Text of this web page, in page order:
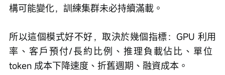
構可能變化，訓練集群未必持續滿載。
所以這個模式好不好，取決於幾個指標：GPU 利用
率、客戶預付/長約比例、推理負載佔比、單位
token 成本下降速度、折舊週期、融資成本。